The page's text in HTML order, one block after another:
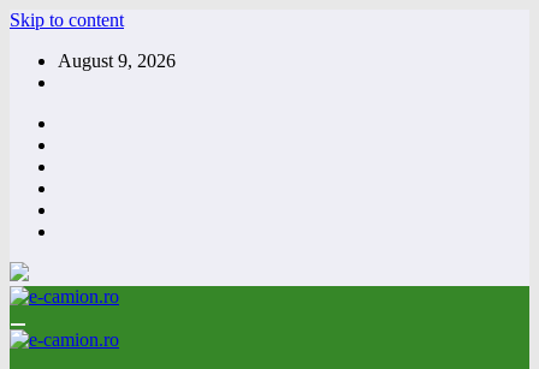
Skip to content
August 9, 2026